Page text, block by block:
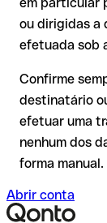
transferência de
Recomendação
transferência
de dúvida,
precaução é
elevados ou em
ou dirigidas a
efetuada sob
Confirme
destinatário
efetuar uma
nenhum dos
forma manual.
Abrir conta